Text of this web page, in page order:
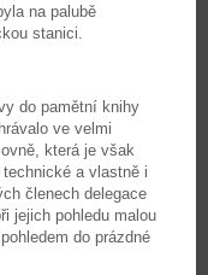
na palubě
stanici.
do pamětní knihy
ve velmi
která je však
a vlastně i
členech delegace
jejich pohledu malou
do prázdné